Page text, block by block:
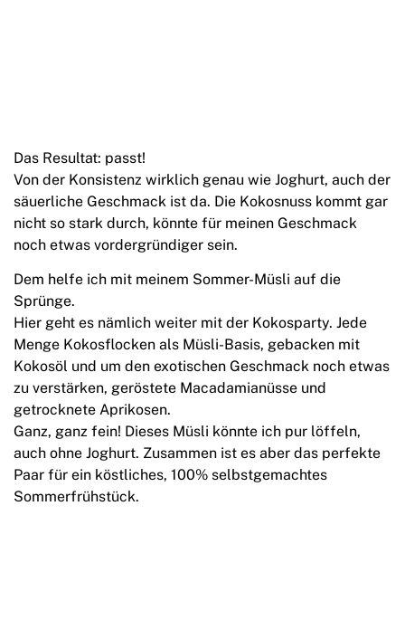
Das Resultat: passt!
Von der Konsistenz wirklich genau wie Joghurt, auch der
säuerliche Geschmack ist da. Die Kokosnuss kommt gar
nicht so stark durch, könnte für meinen Geschmack
noch etwas vordergründiger sein.
Dem helfe ich mit meinem Sommer-Müsli auf die
Sprünge.
Hier geht es nämlich weiter mit der Kokosparty. Jede
Menge Kokosflocken als Müsli-Basis, gebacken mit
Kokosöl und um den exotischen Geschmack noch etwas
zu verstärken, geröstete Macadamianüsse und
getrocknete Aprikosen.
Ganz, ganz fein! Dieses Müsli könnte ich pur löffeln,
auch ohne Joghurt. Zusammen ist es aber das perfekte
Paar für ein köstliches, 100% selbstgemachtes
Sommerfrühstück.